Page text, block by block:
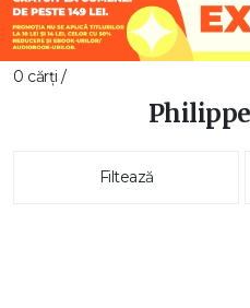
0 cărți /
Filtează